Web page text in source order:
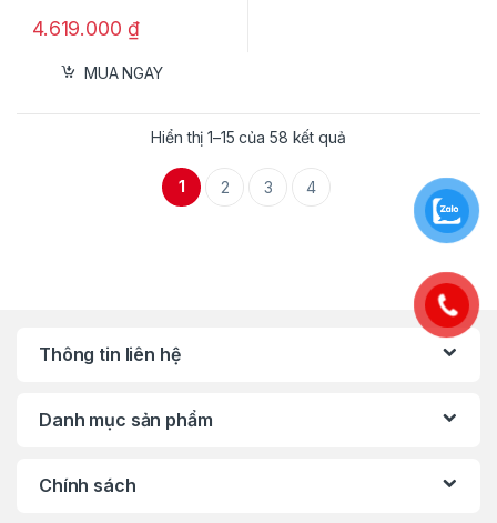
4.619.000 ₫
MUA NGAY
Hiển thị 1–15 của 58 kết quả
1 2 3 4
Thông tin liên hệ
Danh mục sản phẩm
Chính sách